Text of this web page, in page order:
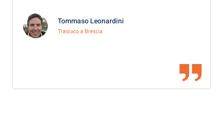
Tommaso Leonardini
Trasloco a Brescia